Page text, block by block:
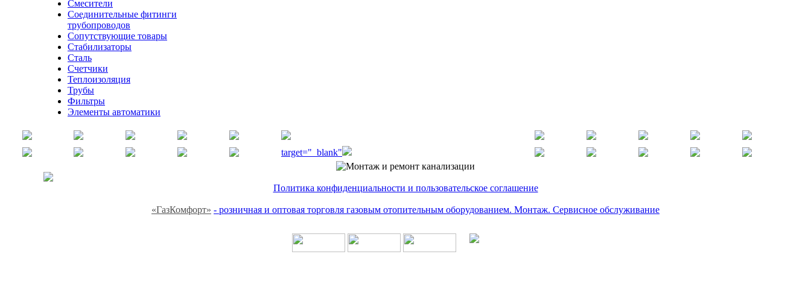
Смесители
Соединительные фитинги
трубопроводов
Сопутствующие товары
Стабилизаторы
Сталь
Счетчики
Теплоизоляция
Трубы
Фильтры
Элементы автоматики
target="_blank"
Политика конфиденциальности и пользовательское соглашение
«ГазКомфорт» - розничная и оптовая торговля газовым отопительным оборудованием. Монтаж. Сервисное обслуживание